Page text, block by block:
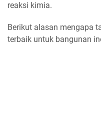
reaksi kimia.
Berikut alasan mengapa
terbaik untuk bangunan